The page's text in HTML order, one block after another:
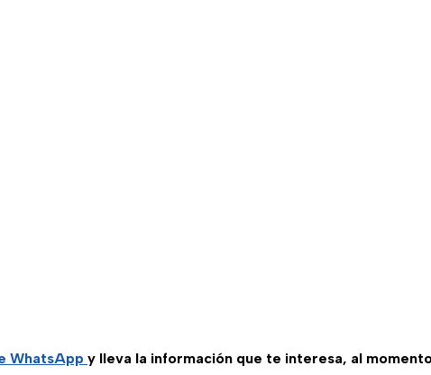
WhatsApp y lleva la información que te interesa, al